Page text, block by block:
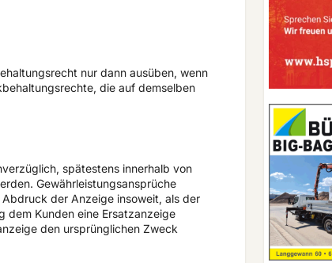
nur dann ausüben, wenn
die auf demselben
spätestens innerhalb von
Gewährleistungsansprüche
der Anzeige insoweit, als der
dem Kunden eine Ersatzanzeige
den ursprünglichen Zweck